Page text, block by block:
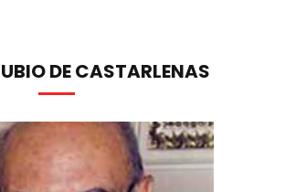
DE CASTARLENAS